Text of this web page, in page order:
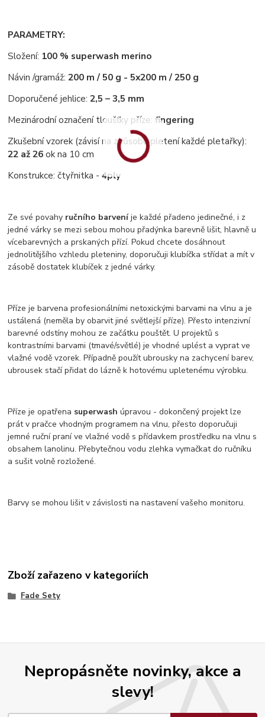
PARAMETRY:
Složení: 100 % superwash merino
Návin /gramáž:200 m / 50 g - 5x200 m / 250 g
Doporučené jehlice:2,5 – 3,5 mm
Mezinárodní označení tloušťky příze:fingering
Zkušební vzorek (závisí na způsobu pletení každé pletařky):
22 až 26ok na 10 cm
Konstrukce: čtyřnitka -4ply
Ze své povahy ručního barveníje každé přadeno jedinečné, i z
jedné várky se mezi sebou mohou přadýnka barevně lišit, hlavně u
vícebarevných a prskaných přízí. Pokud chcete dosáhnout
jednolitějšího vzhledu pleteniny, doporučuji klubíčka střídat a mít v
zásobě dostatek klubíček z jedné várky.
Příze je barvena profesionálními netoxickými barvami na vlnu a je
ustálená (neměla by obarvit jiné světlejší příze). Přesto intenzivní
barevné odstíny mohou ze začátku pouštět. U projektů s
kontrastními barvami (tmavé/světlé) je vhodné uplést a vyprat ve
vlažné vodě vzorek. Případně použít ubrousky na zachycení barev,
ubrousek stačí přidat do lázně k hotovému upletenému výrobku.
Příze je opatřena superwash úpravou - dokončený projekt lze
prát v pračce vhodným programem na vlnu, přesto doporučuji
jemné ruční praní ve vlažné vodě s přídavkem prostředku na vlnu s
obsahem lanolinu. Přebytečnou vodu zlehka vymačkat do ručníku
a sušit volně rozložené.
Barvy se mohou lišit v závislosti na nastavení vašeho monitoru.
Zboží zařazeno v kategoriích
Fade Sety
Nepropásněte novinky, akce a
slevy!